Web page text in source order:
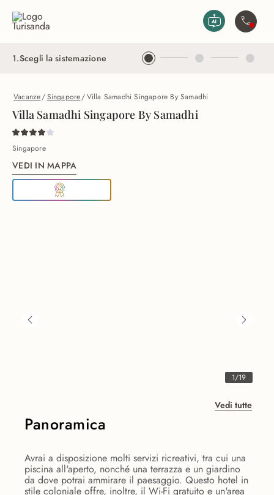
1.Scegli la sistemazione
Vacanze/Singapore/Villa Samadhi Singapore By Samadhi
Villa Samadhi Singapore By Samadhi
Singapore
VEDI IN MAPPA
1/19
Vedi tutte
Panoramica
Avrai a disposizione molti servizi ricreativi, tra cui una
piscina all'aperto, nonché una terrazza e un giardino
da dove potrai ammirare il paesaggio. Questo hotel in
stile coloniale offre, inoltre, il Wi-Fi gratuito e un'area